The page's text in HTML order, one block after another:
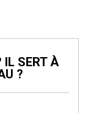
IL SERT À
?